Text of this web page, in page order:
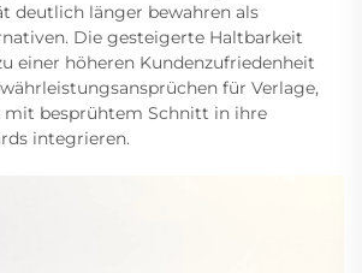
deutlich länger bewahren als
Die gesteigerte Haltbarkeit
einer höheren Kundenzufriedenheit
für Verlage,
mit besprühtem Schnitt in ihre
integrieren.